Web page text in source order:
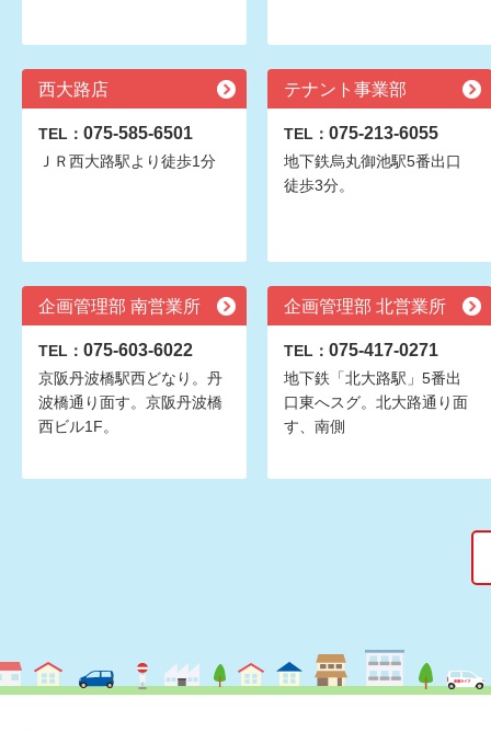
西大路店
TEL： 075-585-6501
ＪＲ西大路駅より徒歩1分
テナント事業部
TEL： 075-213-6055
地下鉄烏丸御池駅5番出口
徒歩3分。
企画管理部 南営業所
TEL： 075-603-6022
京阪丹波橋駅西どなり。丹
波橋通り面す。京阪丹波橋
西ビル1F。
企画管理部 北営業所
TEL： 075-417-0271
地下鉄「北大路駅」5番出
口東へスグ。北大路通り面
す、南側